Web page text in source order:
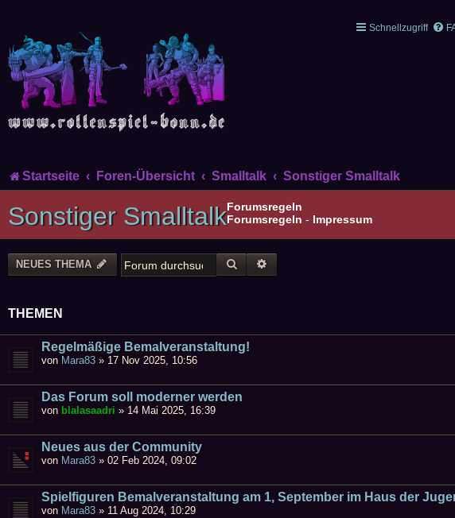
Schnellzugriff
Startseite Foren-Übersicht Smalltalk Sonstiger Smalltalk
Sonstiger SmalltalkForumsregeln
Forumsregeln - Impressum
NEUES THEMA SUCHE
THEMEN
Regelmäßige Bemalveranstaltung!
von Mara83 » 17 Nov 2025, 10:56
Das Forum soll moderner werden
von blalasaadri » 14 Mai 2025, 16:39
Neues aus der Community
von Mara83 » 02 Feb 2024, 09:02
Spielfiguren Bemalveranstaltung am 1, September im Haus der
von Mara83 » 11 Aug 2024, 10:29